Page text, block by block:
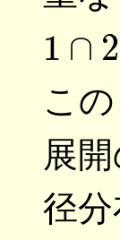
∩ 2
この
展
径